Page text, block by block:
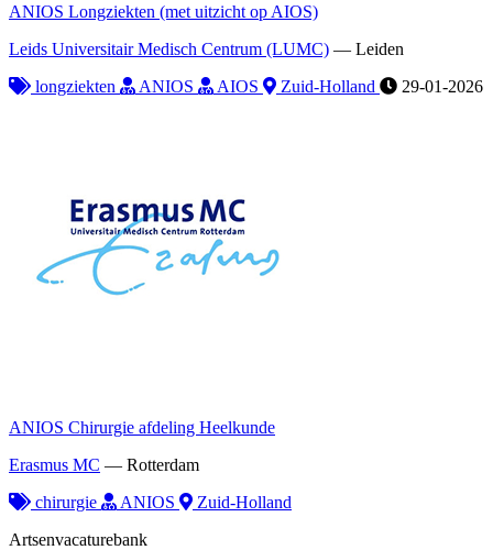
ANIOS Longziekten (met uitzicht op AIOS)
Leids Universitair Medisch Centrum (LUMC) — Leiden
longziekten
ANIOS AIOS Zuid-Holland 29-01-2026
ANIOS Chirurgie afdeling Heelkunde
Erasmus MC — Rotterdam
chirurgie
ANIOS
Zuid-Holland
Artsenvacaturebank